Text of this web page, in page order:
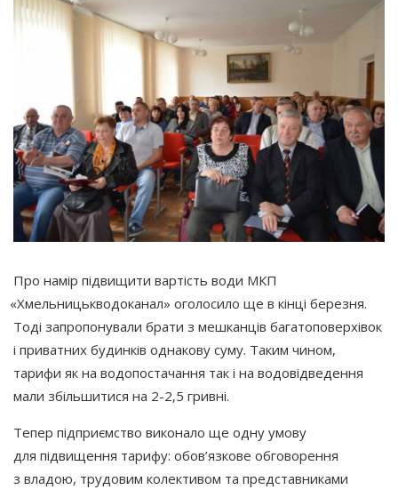
Про намір підвищити вартість води МКП
«Хмельницькводоканал» оголосило ще в кінці березня.
Тоді запропонували брати з мешканців багатоповерхівок
і приватних будинків однакову суму. Таким чином,
тарифи як на водопостачання так і на водовідведення
мали збільшитися на 2-2,5 гривні.
Тепер підприємство виконало ще одну умову
для підвищення тарифу: обов’язкове обговорення
з владою, трудовим колективом та представниками